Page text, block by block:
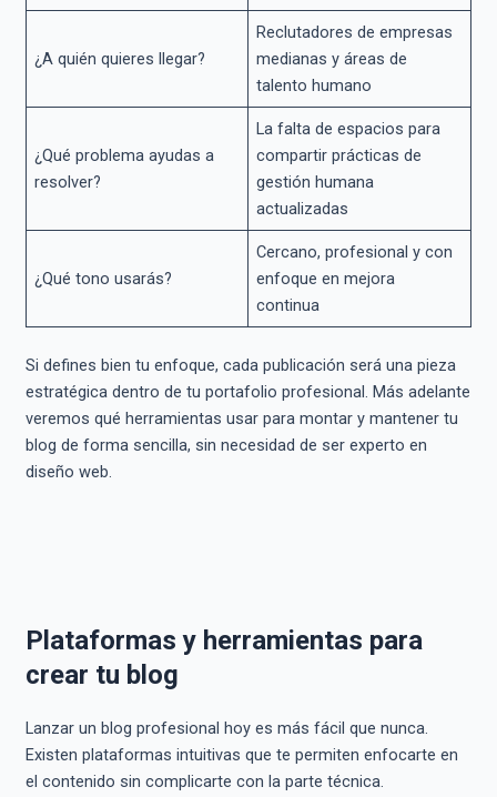
¿A quién quieres llegar?
Reclutadores de empresas
medianas y áreas de
talento humano
¿Qué problema ayudas a
resolver?
La falta de espacios para
compartir prácticas de
gestión humana
actualizadas
¿Qué tono usarás?
Cercano, profesional y con
enfoque en mejora
continua
Si defines bien tu enfoque, cada publicación será una pieza
estratégica dentro de tu portafolio profesional. Más adelante
veremos qué herramientas usar para montar y mantener tu
blog de forma sencilla, sin necesidad de ser experto en
diseño web.
Plataformas y herramientas para
crear tu blog
Lanzar un blog profesional hoy es más fácil que nunca.
Existen plataformas intuitivas que te permiten enfocarte en
el contenido sin complicarte con la parte técnica.